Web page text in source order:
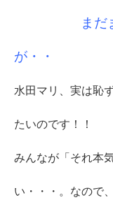
まだまだや
が・・
水田マリ、実は恥
たいのです！！
みんなが「それ本
い・・・。なので